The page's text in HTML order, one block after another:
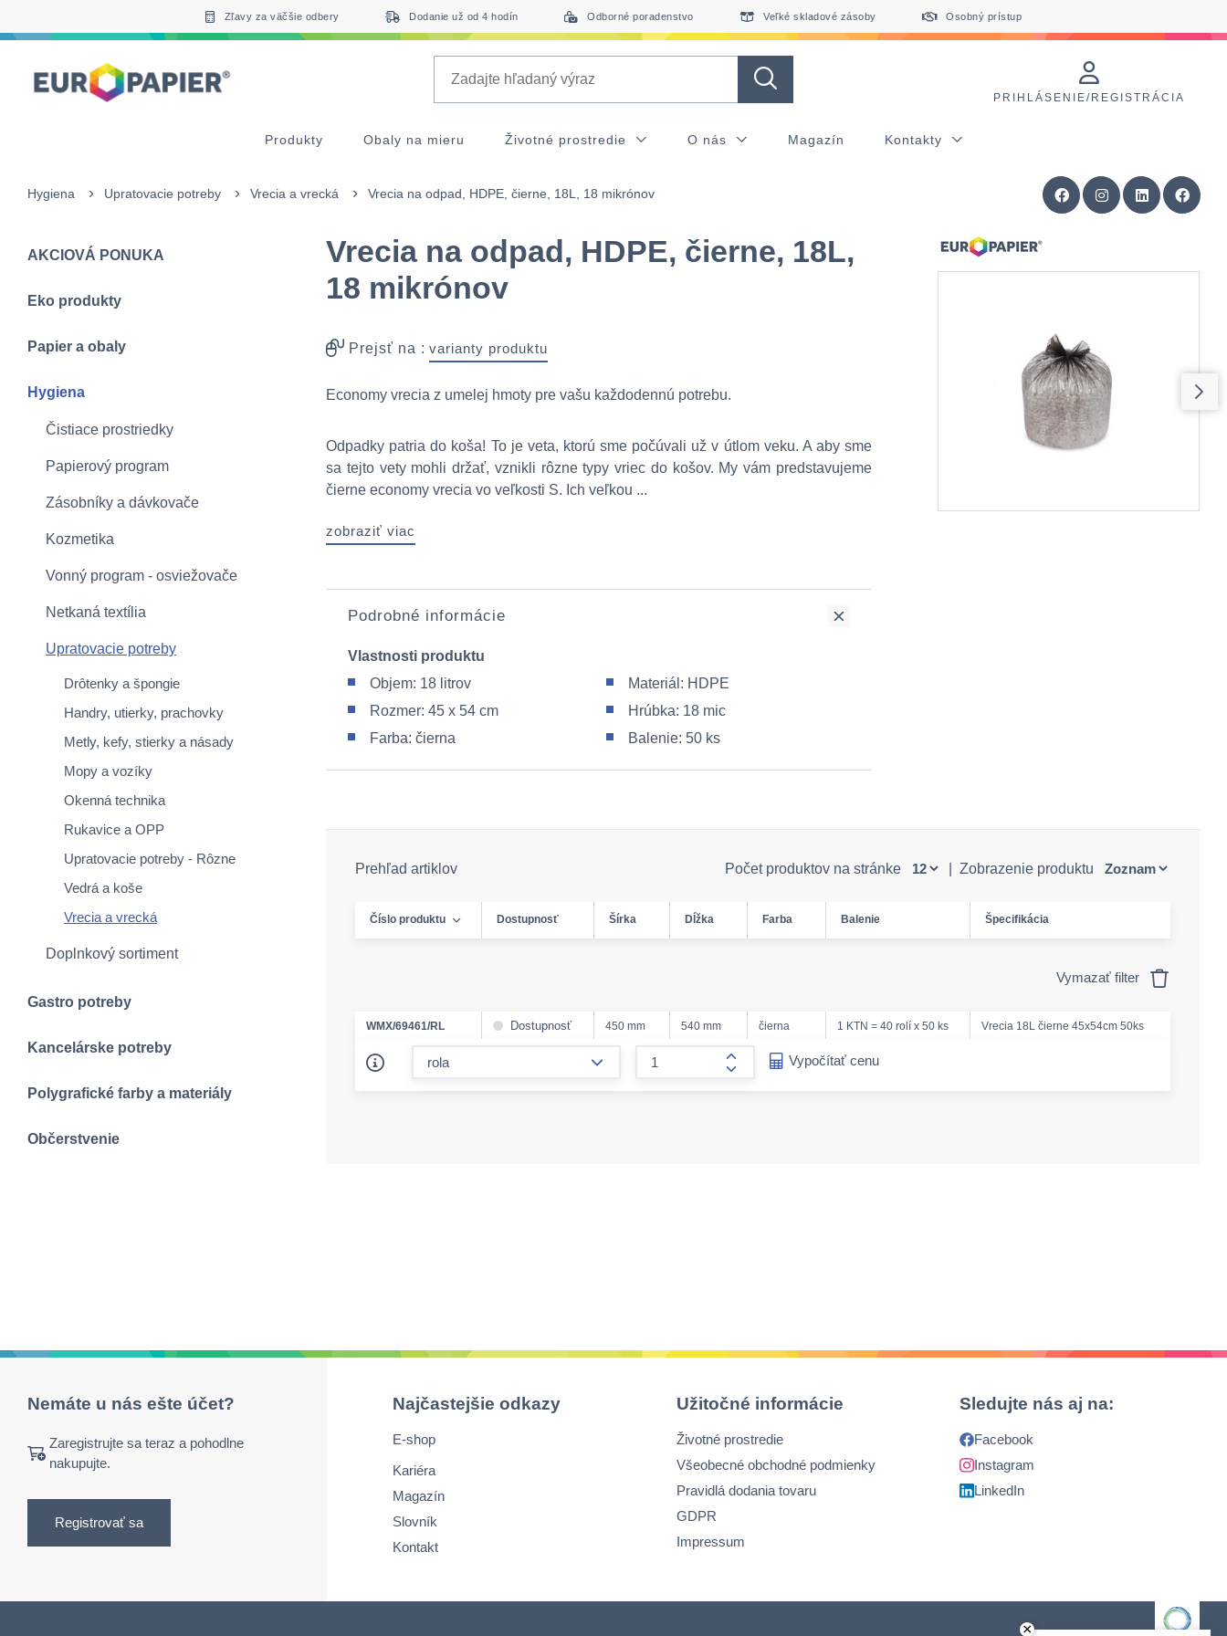
Zľavy za väčšie odbery Dodanie už od 4 hodín Odborné poradenstvo Veľké skladové zásoby Osobný prístup
PRIHLÁSENIE/REGISTRÁCIA
Produkty Obaly na mieru Životné prostredie O nás Magazín Kontakty
Hygiena Upratovacie potreby Vrecia a vrecká Vrecia na odpad, HDPE, čierne, 18L, 18 mikrónov
AKCIOVÁ PONUKA
Eko produkty
Papier a obaly
Hygiena
Čistiace prostriedky
Papierový program
Zásobníky a dávkovače
Kozmetika
Vonný program - osviežovače
Netkaná textília
Upratovacie potreby
Drôtenky a špongie
Handry, utierky, prachovky
Metly, kefy, stierky a násady
Mopy a vozíky
Okenná technika
Rukavice a OPP
Upratovacie potreby - Rôzne
Vedrá a koše
Vrecia a vrecká
Doplnkový sortiment
Gastro potreby
Kancelárske potreby
Polygrafické farby a materiály
Občerstvenie
Vrecia na odpad, HDPE, čierne, 18L,
18 mikrónov
Prejsť na : varianty produktu
Economy vrecia z umelej hmoty pre vašu každodennú potrebu.
Odpadky patria do koša! To je veta, ktorú sme počúvali už v útlom veku. A aby sme
sa tejto vety mohli držať, vznikli rôzne typy vriec do košov. My vám predstavujeme
čierne economy vrecia vo veľkosti S. Ich veľkou ...
zobraziť viac
Podrobné informácie
Vlastnosti produktu
Objem: 18 litrov
Rozmer: 45 x 54 cm
Farba: čierna
Materiál: HDPE
Hrúbka: 18 mic
Balenie: 50 ks
Prehľad artiklov Počet produktov na stránke Zobrazenie produktu
Číslo produktu Dostupnosť Šírka Dĺžka Farba Balenie Špecifikácia
Vymazať filter
WMX/69461/RL Dostupnosť 450 mm 540 mm čierna 1 KTN = 40 rolí x 50 ks Vrecia 18L čierne 45x54cm 50ks
form.increase-amount
Vypočítať cenu
Nemáte u nás ešte účet?
Zaregistrujte sa teraz a pohodlne
nakupujte.
Registrovať sa
Najčastejšie odkazy
E-shop
Kariéra
Magazín
Slovník
Kontakt
Užitočné informácie
Životné prostredie
Všeobecné obchodné podmienky
Pravidlá dodania tovaru
GDPR
Impressum
Sledujte nás aj na:
Facebook
Instagram
LinkedIn
×